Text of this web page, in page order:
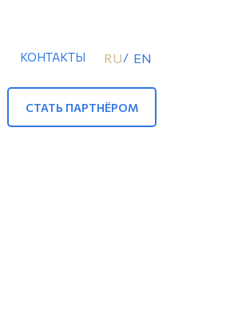
СТАТЬ ПАРТНЁРОМ
RU EN
/
КОНТАКТЫ